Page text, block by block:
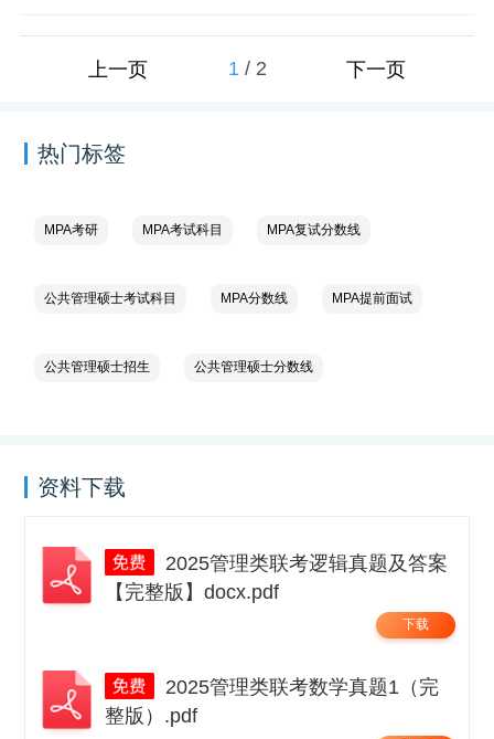
上一页 1 / 2 下一页
热门标签
MPA考研 MPA考试科目 MPA复试分数线
公共管理硕士考试科目 MPA分数线 MPA提前面试
公共管理硕士招生 公共管理硕士分数线
资料下载
【完整版】docx.pdf
下载
整版）.pdf